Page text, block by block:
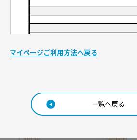
マイページご利用方法へ戻る
一覧へ戻る